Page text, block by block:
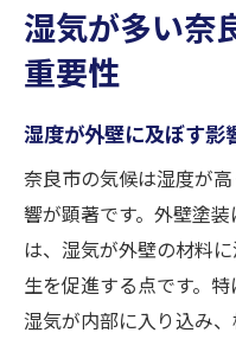
湿気が多い奈
重要性
湿度が外壁に及ぼす影
奈良市の気候は湿度が
響が顕著です。外壁塗
は、湿気が外壁の材料
生を促進する点です。特
湿気が内部に入り込み